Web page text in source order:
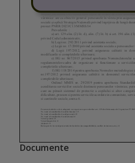
Documente